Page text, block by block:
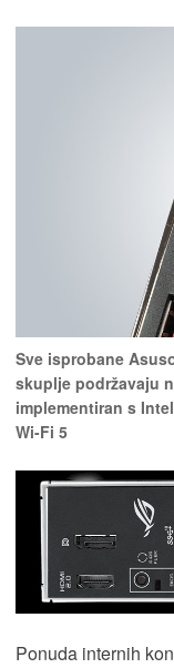
Sve isprobane
skuplje podržavaju
implementiran s
Wi-Fi 5
Ponuda internih